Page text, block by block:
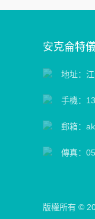
安克侖特
地址：
手機：
郵箱：
傳真：
版權所有 ©